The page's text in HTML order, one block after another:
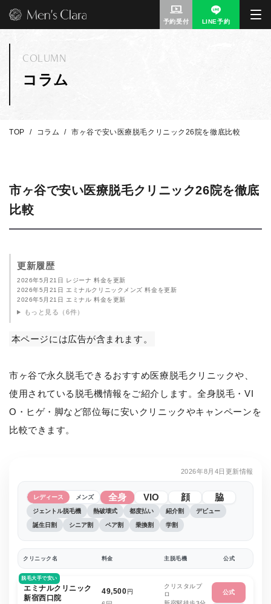
予約受付 LINE予約
コラム
COLUMN
TOP コラム 市ヶ谷で安い医療脱毛クリニック26院を徹底比較
市ヶ谷で安い医療脱毛クリニック26院を徹底
比較
更新履歴
2026年5月21日 レジーナ 料金を更新
2026年5月21日 エミナルクリニックメンズ 料金を更新
2026年5月21日 エミナル 料金を更新
もっと見る（6件）
本ページには広告が含まれます。
市ヶ谷で永久脱毛できるおすすめ医療脱毛クリニックや、
使用されている脱毛機情報をご紹介します。全身脱毛・VI
O・ヒゲ・脚など部位毎に安いクリニックやキャンペーンを
比較できます。
2026年8月4日更新情報
レディース メンズ 全身 VIO 顔 脇
ジェントル脱毛機 熱破壊式 都度払い 紹介割 デビュー
誕生日割 シニア割 ペア割 乗換割 学割
クリニック名 料金 主脱毛機 公式
脱毛大手で安い
エミナルクリニック
新宿西口院
49,500円
クリスタルプ
ロ
公式